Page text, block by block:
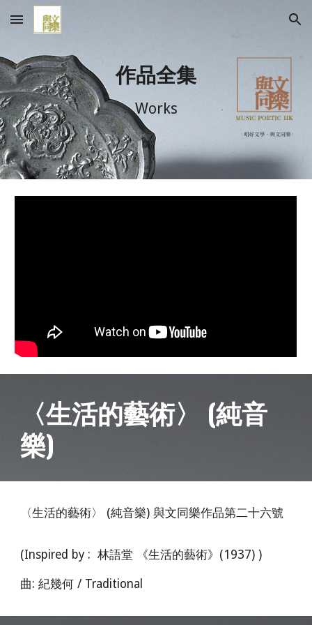
Skip to main content Skip to navigation
作品全集
Works
〈生活的藝術〉 (純音
樂)
〈生活的藝術〉 (純音樂) 與文同樂作品第二十六號
(Inspired by : 林語堂 《生活的藝術》(1937) )
曲: 紀幾何 / Traditional